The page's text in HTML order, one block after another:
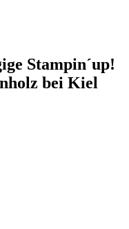
Stampin´up!
bei Kiel